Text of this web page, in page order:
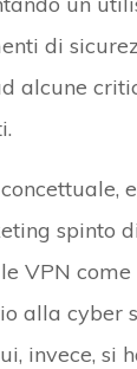
di
alcune
spinto
VPN come
alla cyber
invece, si